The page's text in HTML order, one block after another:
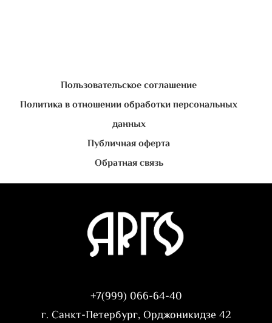
Пользовательское соглашение
Политика в отношении обработки персональных
данных
Публичная оферта
Обратная связь
+7(999) 066-64-40
г. Санкт-Петербург, Орджоникидзе 42